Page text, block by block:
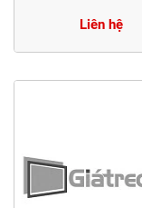
Liên hệ